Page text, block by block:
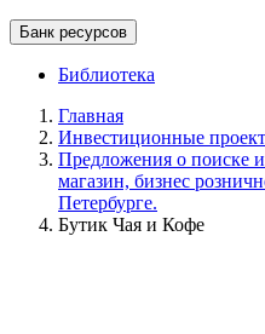
Банк ресурсов
Библиотека
Главная
Инвестиционные
Предложения о поиске
магазин, бизнес
Петербурге.
Бутик Чая и Кофе